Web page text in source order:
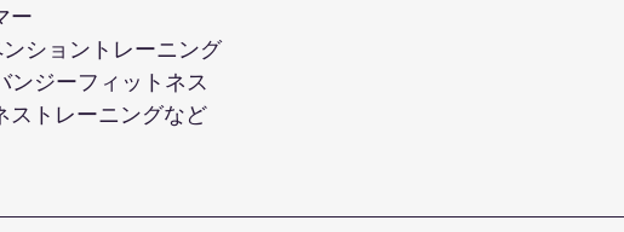
ー
ンショントレーニング
ンジーフィットネス
ストレーニングなど